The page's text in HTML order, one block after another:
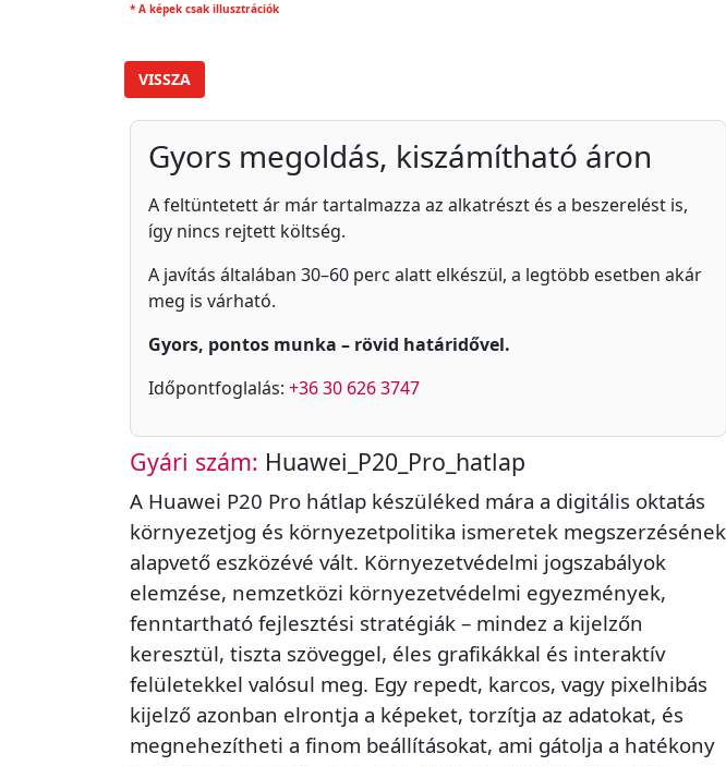
* A képek csak illusztrációk
VISSZA
Gyors megoldás, kiszámítható áron
A feltüntetett ár már tartalmazza az alkatrészt és a beszerelést is,
így nincs rejtett költség.
A javítás általában 30–60 perc alatt elkészül, a legtöbb esetben akár
meg is várható.
Gyors, pontos munka – rövid határidővel.
Időpontfoglalás: +36 30 626 3747
Gyári szám: Huawei_P20_Pro_hatlap
A Huawei P20 Pro hátlap készüléked mára a digitális oktatás
környezetjog és környezetpolitika ismeretek megszerzésének
alapvető eszközévé vált. Környezetvédelmi jogszabályok
elemzése, nemzetközi környezetvédelmi egyezmények,
fenntartható fejlesztési stratégiák – mindez a kijelzőn
keresztül, tiszta szöveggel, éles grafikákkal és interaktív
felületekkel valósul meg. Egy repedt, karcos, vagy pixelhibás
kijelző azonban elrontja a képeket, torzítja az adatokat, és
megnehezítheti a finom beállításokat, ami gátolja a hatékony